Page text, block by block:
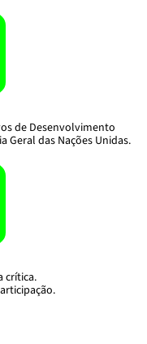
de Desenvolvimento
Geral das Nações Unidas.
crítica.